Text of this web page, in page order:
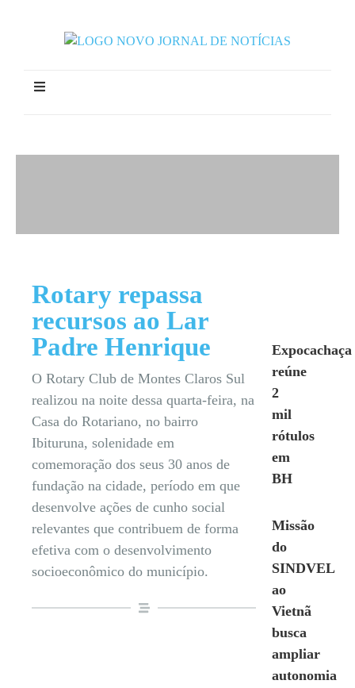
Rotary repassa
recursos ao Lar
Padre Henrique
O Rotary Club de Montes Claros Sul
realizou na noite dessa quarta-feira, na
Casa do Rotariano, no bairro
Ibituruna, solenidade em
comemoração dos seus 30 anos de
fundação na cidade, período em que
desenvolve ações de cunho social
relevantes que contribuem de forma
efetiva com o desenvolvimento
socioeconômico do município.
Expocachaça
reúne
2
mil
rótulos
em
BH
Missão
do
SINDVEL
ao
Vietnã
busca
ampliar
autonomia